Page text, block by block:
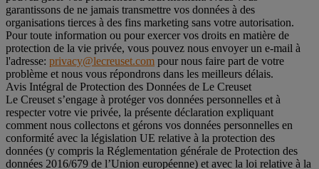
garantissons de ne jamais transmettre vos données à des
organisations tierces à des fins marketing sans votre autorisation.
Pour toute information ou pour exercer vos droits en matière de
protection de la vie privée, vous pouvez nous envoyer un e-mail à
l'adresse: privacy@lecreuset.com pour nous faire part de votre
problème et nous vous répondrons dans les meilleurs délais.
Avis Intégral de Protection des Données de Le Creuset
Le Creuset s’engage à protéger vos données personnelles et à
respecter votre vie privée, la présente déclaration expliquant
comment nous collectons et gérons vos données personnelles en
conformité avec la législation UE relative à la protection des
données (y compris la Réglementation générale de Protection des
données 2016/679 de l’Union européenne) et avec la loi relative à la